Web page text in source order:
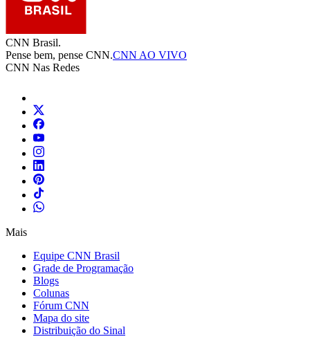
CNN Brasil.
Pense bem, pense CNN.CNN AO VIVO
CNN Nas Redes
Mais
Equipe CNN Brasil
Grade de Programação
Blogs
Colunas
Fórum CNN
Mapa do site
Distribuição do Sinal